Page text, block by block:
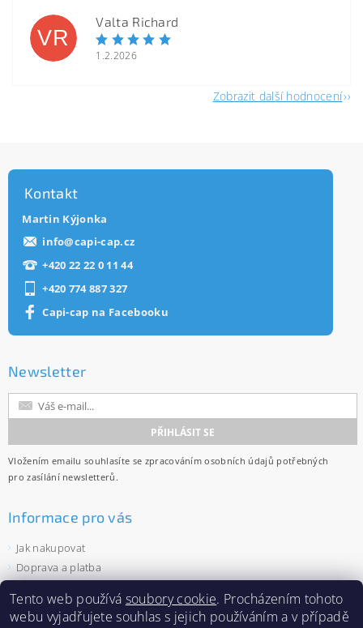
VR
Valta Richard
1.2.2026
Zobrazit další hodnocení
Kontakt
Martin Kýjonka
info@capi-cap.cz
+420 22 22 0 11 44
+420 774 887 327
Capi-cap na Facebooku
Newsletter
Vložením emailu souhlasíte se zpracováním osobních údajů potřebných
pro zasílání newsletterů.
Informace pro vás
Jak nakupovat
Doprava a platba
Ochrana osobních údajů
Tento web používá soubory cookie. Procházením tohoto
webu vyjadřujete souhlas s jejich používáním a v případě